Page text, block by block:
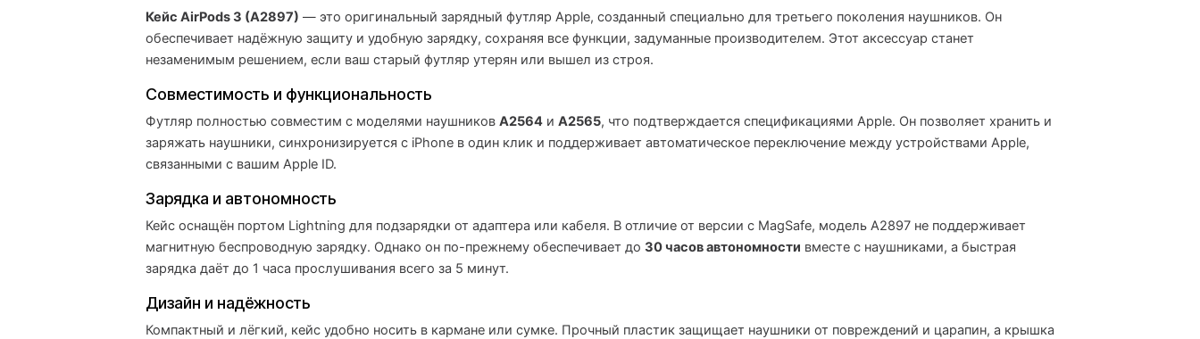
Кейс AirPods 3 (A2897) — это оригинальный зарядный футляр Apple, созданный специально для третьего поколения наушников. Он
обеспечивает надёжную защиту и удобную зарядку, сохраняя все функции, задуманные производителем. Этот аксессуар станет
незаменимым решением, если ваш старый футляр утерян или вышел из строя.
Совместимость и функциональность
Футляр полностью совместим с моделями наушников A2564 и A2565, что подтверждается спецификациями Apple. Он позволяет хранить и
заряжать наушники, синхронизируется с iPhone в один клик и поддерживает автоматическое переключение между устройствами Apple,
связанными с вашим Apple ID.
Зарядка и автономность
Кейс оснащён портом Lightning для подзарядки от адаптера или кабеля. В отличие от версии с MagSafe, модель A2897 не поддерживает
магнитную беспроводную зарядку. Однако он по-прежнему обеспечивает до 30 часов автономности вместе с наушниками, а быстрая
зарядка даёт до 1 часа прослушивания всего за 5 минут.
Дизайн и надёжность
Компактный и лёгкий, кейс удобно носить в кармане или сумке. Прочный пластик защищает наушники от повреждений и царапин, а крышка